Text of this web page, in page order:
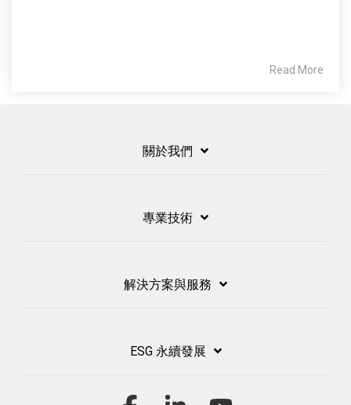
Read More
關於我們
專業技術
解決方案與服務
ESG 永續發展
Facebook Linkedin